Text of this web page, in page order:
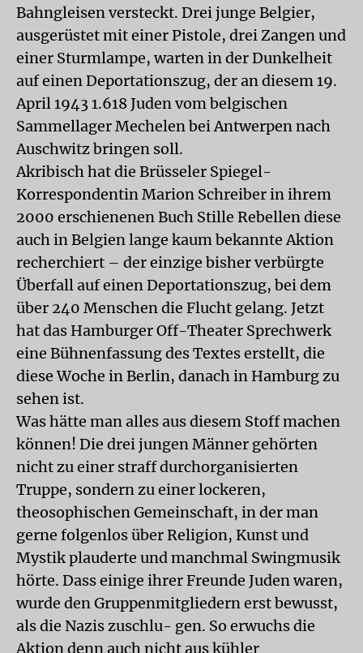
Bahngleisen versteckt. Drei junge Belgier,
ausgerüstet mit einer Pistole, drei Zangen und
einer Sturmlampe, warten in der Dunkelheit
auf einen Deportationszug, der an diesem 19.
April 1943 1.618 Juden vom belgischen
Sammellager Mechelen bei Antwerpen nach
Auschwitz bringen soll.
Akribisch hat die Brüsseler Spiegel-
Korrespondentin Marion Schreiber in ihrem
2000 erschienenen Buch Stille Rebellen diese
auch in Belgien lange kaum bekannte Aktion
recherchiert – der einzige bisher verbürgte
Überfall auf einen Deportationszug, bei dem
über 240 Menschen die Flucht gelang. Jetzt
hat das Hamburger Off-Theater Sprechwerk
eine Bühnenfassung des Textes erstellt, die
diese Woche in Berlin, danach in Hamburg zu
sehen ist.
Was hätte man alles aus diesem Stoff machen
können! Die drei jungen Männer gehörten
nicht zu einer straff durchorganisierten
Truppe, sondern zu einer lockeren,
theosophischen Gemeinschaft, in der man
gerne folgenlos über Religion, Kunst und
Mystik plauderte und manchmal Swingmusik
hörte. Dass einige ihrer Freunde Juden waren,
wurde den Gruppenmitgliedern erst bewusst,
als die Nazis zuschlu- gen. So erwuchs die
Aktion denn auch nicht aus kühler